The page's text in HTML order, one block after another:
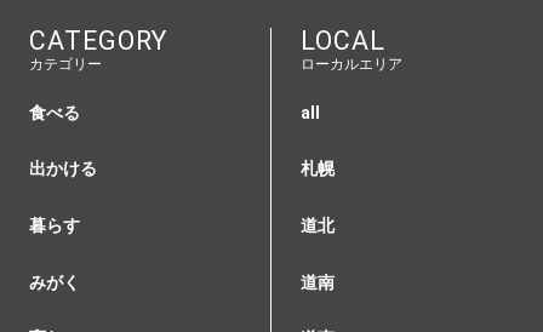
CATEGORY
カテゴリー
食べる
出かける
暮らす
みがく
LOCAL
ローカルエリア
all
札幌
道北
道南